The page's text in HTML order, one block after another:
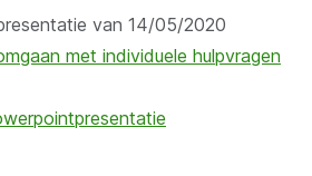
van 14/05/2020
met individuele hulpvragen